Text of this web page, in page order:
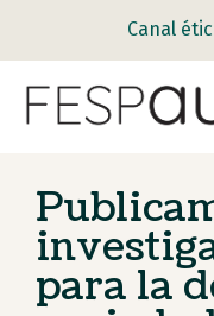
Canal
para la